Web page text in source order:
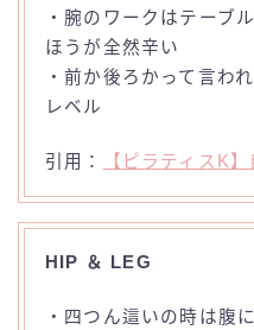
・腕のワークはテーブ
ほうが全然辛い
・前か後ろかって言わ
レベル
引用： 【ピラティスK
HIP ＆ LEG
・四つん這いの時は腹